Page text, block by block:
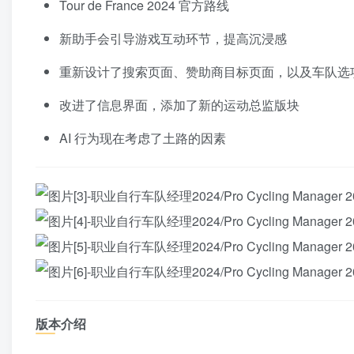
Tour de France 2024 官方路线
新助手会引导游戏互动环节，提高沉浸感
重新设计了搜索页面、赞助商目标页面，以及车队选
改进了信息界面，添加了新的运动总监版块
AI 行为现在考虑了土路的因素
版本介绍